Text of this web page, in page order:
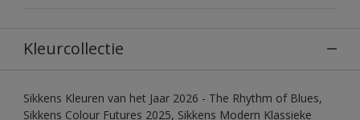
Kleurcollectie
Sikkens Kleuren van het Jaar 2026 - The Rhythm of Blues,
Sikkens Colour Futures 2025, Sikkens Modern Klassieke